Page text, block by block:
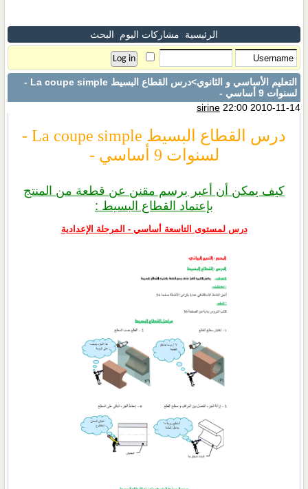
الرئيسية مشاركات اليوم البحث
التعليم الأساسي و الثانوي
>درس القطاع البسيط La coupe simple -
لسنوات 9 أساسي -
sirine22:00 2010-11-14
درس القطاع البسيط La coupe simple -
لسنوات 9 أساسي -
كيف يمكن أن أعبر برسم مقنن عن قطعة من المنتج
بإعتماد القطاع البسيط :
درس لمستوى التاسعة أساسي - المرحلة الإعدادية